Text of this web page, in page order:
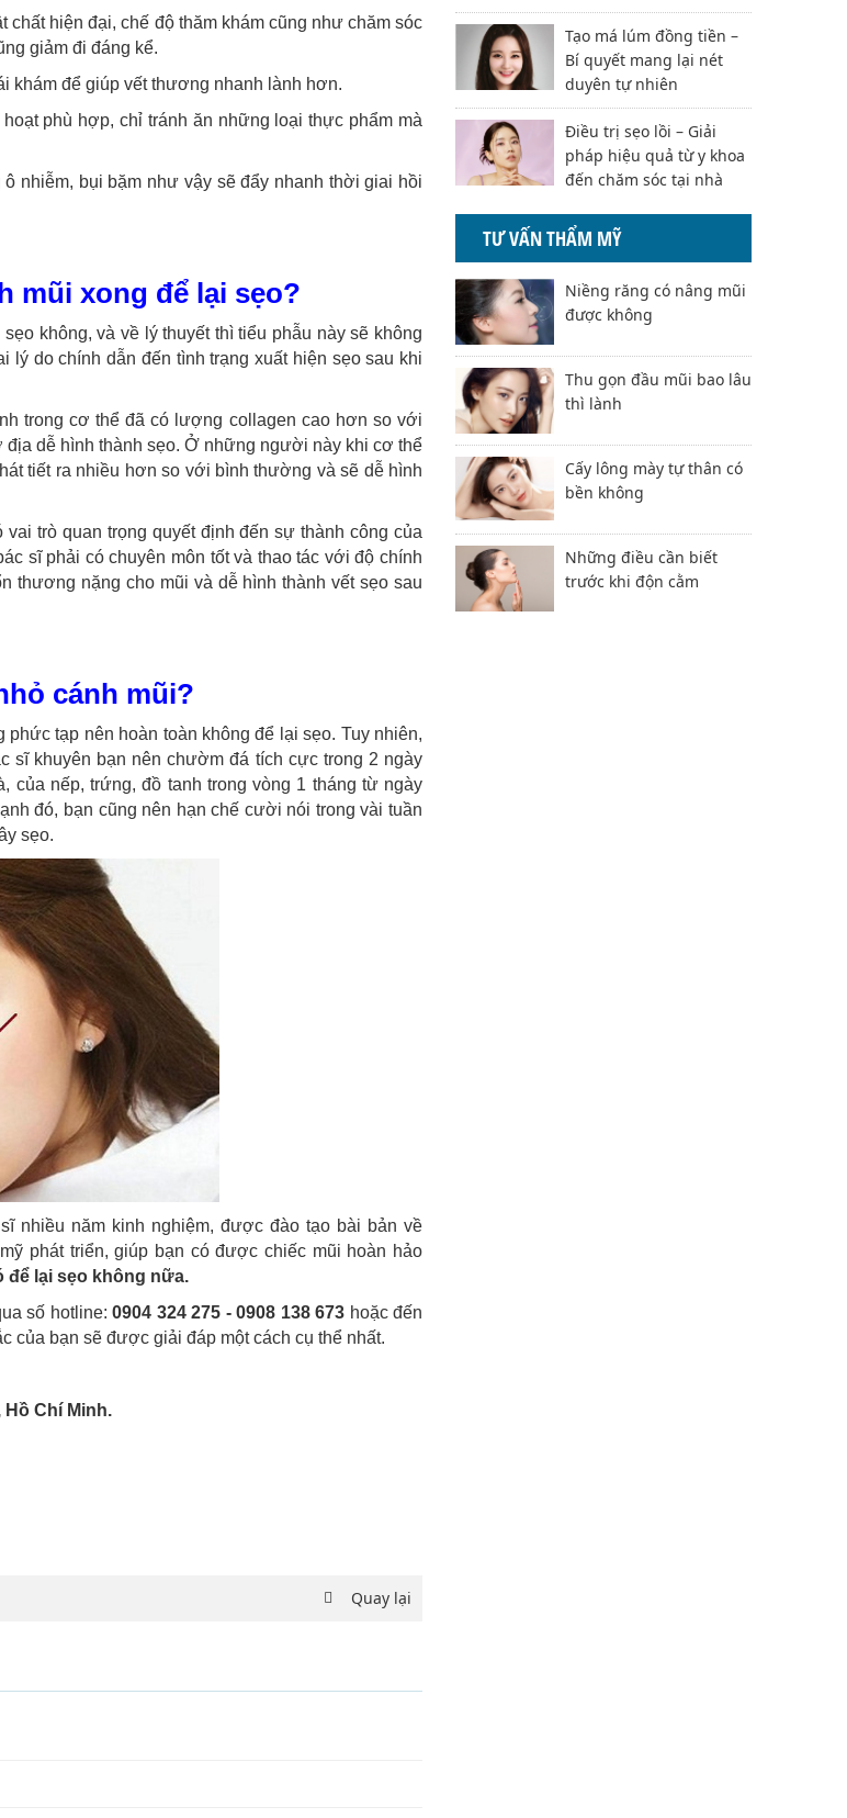
hiện đại, chế độ thăm khám cũng như chăm sóc
giảm đi đáng kể.
khám để giúp vết thương nhanh lành hơn.
phù hợp, chỉ tránh ăn những loại thực phẩm mà
nhiễm, bụi bặm như vậy sẽ đẩy nhanh thời giai hồi
mũi xong để lại sẹo?
không, và về lý thuyết thì tiểu phẫu này sẽ không
do chính dẫn đến tình trạng xuất hiện sẹo sau khi
trong cơ thể đã có lượng collagen cao hơn so với
dễ hình thành sẹo. Ở những người này khi cơ thể
tiết ra nhiều hơn so với bình thường và sẽ dễ hình
trò quan trọng quyết định đến sự thành công của
sĩ phải có chuyên môn tốt và thao tác với độ chính
thương nặng cho mũi và dễ hình thành vết sẹo sau
cánh mũi?
tạp nên hoàn toàn không để lại sẹo. Tuy nhiên,
sĩ khuyên bạn nên chườm đá tích cực trong 2 ngày
của nếp, trứng, đồ tanh trong vòng 1 tháng từ ngày
đó, bạn cũng nên hạn chế cười nói trong vài tuần
sẹo.
nhiều năm kinh nghiệm, được đào tạo bài bản về
phát triển, giúp bạn có được chiếc mũi hoàn hảo
để lại sẹo không nữa.
số hotline:0904 324 275 - 0908 138 673 hoặc đến
của bạn sẽ được giải đáp một cách cụ thể nhất.
Chí Minh.
Quay lại
Tạo má lúm đồng tiền –
Bí quyết mang lại nét
duyên tự nhiên
Điều trị sẹo lồi – Giải
pháp hiệu quả từ y khoa
đến chăm sóc tại nhà
TƯ VẤN THẨM MỸ
Niềng răng có nâng mũi
được không
Thu gọn đầu mũi bao lâu
thì lành
Cấy lông mày tự thân có
bền không
Những điều cần biết
trước khi độn cằm